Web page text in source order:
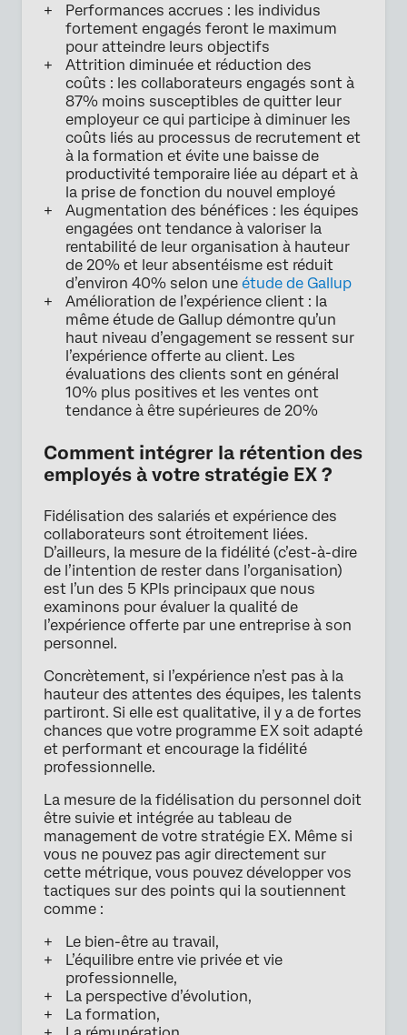
Performances accrues : les individus
fortement engagés feront le maximum
pour atteindre leurs objectifs
Attrition diminuée et réduction des
coûts : les collaborateurs engagés sont à
87% moins susceptibles de quitter leur
employeur ce qui participe à diminuer les
coûts liés au processus de recrutement et
à la formation et évite une baisse de
productivité temporaire liée au départ et à
la prise de fonction du nouvel employé
Augmentation des bénéfices : les équipes
engagées ont tendance à valoriser la
rentabilité de leur organisation à hauteur
de 20% et leur absentéisme est réduit
d’environ 40% selon une étude de Gallup
Amélioration de l’expérience client : la
même étude de Gallup démontre qu’un
haut niveau d’engagement se ressent sur
l’expérience offerte au client. Les
évaluations des clients sont en général
10% plus positives et les ventes ont
tendance à être supérieures de 20%
Comment intégrer la rétention des
employés à votre stratégie EX ?
Fidélisation des salariés et expérience des
collaborateurs sont étroitement liées.
D’ailleurs, la mesure de la fidélité (c’est-à-dire
de l’intention de rester dans l’organisation)
est l’un des 5 KPIs principaux que nous
examinons pour évaluer la qualité de
l’expérience offerte par une entreprise à son
personnel.
Concrètement, si l’expérience n’est pas à la
hauteur des attentes des équipes, les talents
partiront. Si elle est qualitative, il y a de fortes
chances que votre programme EX soit adapté
et performant et encourage la fidélité
professionnelle.
La mesure de la fidélisation du personnel doit
être suivie et intégrée au tableau de
management de votre stratégie EX. Même si
vous ne pouvez pas agir directement sur
cette métrique, vous pouvez développer vos
tactiques sur des points qui la soutiennent
comme :
Le bien-être au travail,
L’équilibre entre vie privée et vie
professionnelle,
La perspective d’évolution,
La formation,